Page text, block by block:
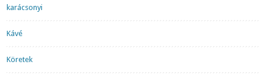
karácsonyi
Kávé
Köretek